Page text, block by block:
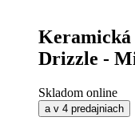
Keramická
Drizzle -
Skladom online
a v 4 predajniach